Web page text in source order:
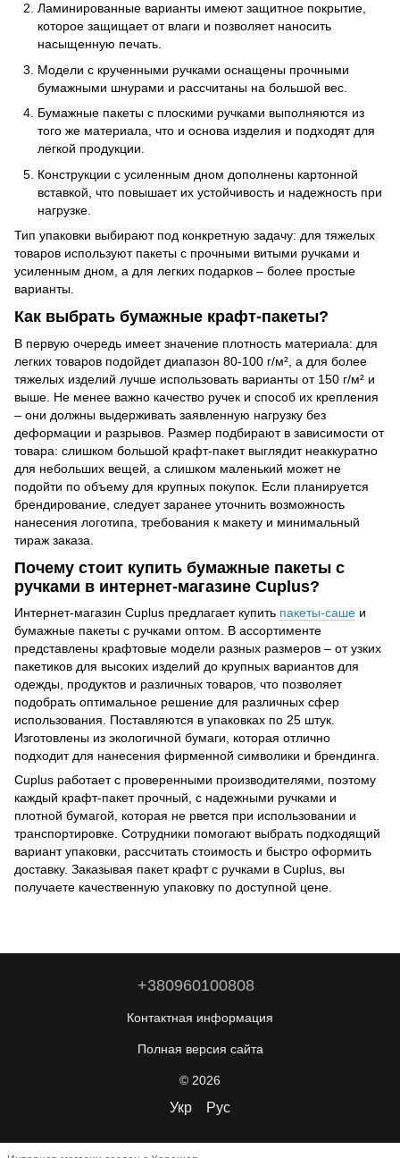
Ламинированные варианты имеют защитное покрытие,
которое защищает от влаги и позволяет наносить
насыщенную печать.
Модели с крученными ручками оснащены прочными
бумажными шнурами и рассчитаны на большой вес.
Бумажные пакеты с плоскими ручками выполняются из
того же материала, что и основа изделия и подходят для
легкой продукции.
Конструкции с усиленным дном дополнены картонной
вставкой, что повышает их устойчивость и надежность при
нагрузке.
Тип упаковки выбирают под конкретную задачу: для тяжелых
товаров используют пакеты с прочными витыми ручками и
усиленным дном, а для легких подарков – более простые
варианты.
Как выбрать бумажные крафт-пакеты?
В первую очередь имеет значение плотность материала: для
легких товаров подойдет диапазон 80-100 г/м², а для более
тяжелых изделий лучше использовать варианты от 150 г/м² и
выше. Не менее важно качество ручек и способ их крепления
– они должны выдерживать заявленную нагрузку без
деформации и разрывов. Размер подбирают в зависимости от
товара: слишком большой крафт-пакет выглядит неаккуратно
для небольших вещей, а слишком маленький может не
подойти по объему для крупных покупок. Если планируется
брендирование, следует заранее уточнить возможность
нанесения логотипа, требования к макету и минимальный
тираж заказа.
Почему стоит купить бумажные пакеты с
ручками в интернет-магазине Cuplus?
Интернет-магазин Cuplus предлагает купить пакеты-саше и
бумажные пакеты с ручками оптом. В ассортименте
представлены крафтовые модели разных размеров – от узких
пакетиков для высоких изделий до крупных вариантов для
одежды, продуктов и различных товаров, что позволяет
подобрать оптимальное решение для различных сфер
использования. Поставляются в упаковках по 25 штук.
Изготовлены из экологичной бумаги, которая отлично
подходит для нанесения фирменной символики и брендинга.
Cuplus работает с проверенными производителями, поэтому
каждый крафт-пакет прочный, с надежными ручками и
плотной бумагой, которая не рвется при использовании и
транспортировке. Сотрудники помогают выбрать подходящий
вариант упаковки, рассчитать стоимость и быстро оформить
доставку. Заказывая пакет крафт с ручками в Cuplus, вы
получаете качественную упаковку по доступной цене.
+380960100808
Контактная информация
Полная версия сайта
© 2026
Укр Рус